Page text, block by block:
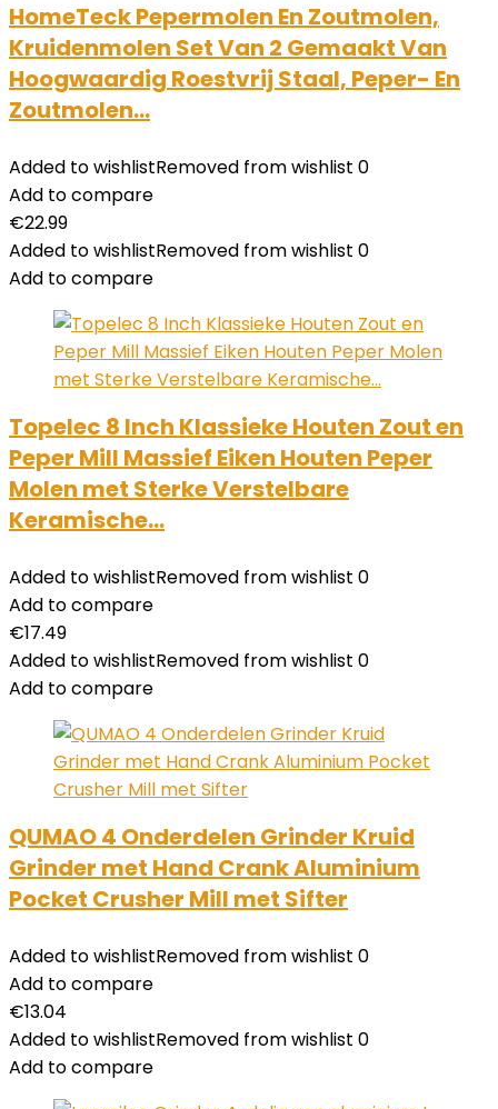
HomeTeck Pepermolen En Zoutmolen,
Kruidenmolen Set Van 2 Gemaakt Van
Hoogwaardig Roestvrij Staal, Peper- En
Zoutmolen…
Added to wishlistRemoved from wishlist 0
Add to compare
€22.99
Added to wishlistRemoved from wishlist 0
Add to compare
Topelec 8 Inch Klassieke Houten Zout en
Peper Mill Massief Eiken Houten Peper
Molen met Sterke Verstelbare
Keramische…
Added to wishlistRemoved from wishlist 0
Add to compare
€17.49
Added to wishlistRemoved from wishlist 0
Add to compare
QUMAO 4 Onderdelen Grinder Kruid
Grinder met Hand Crank Aluminium
Pocket Crusher Mill met Sifter
Added to wishlistRemoved from wishlist 0
Add to compare
€13.04
Added to wishlistRemoved from wishlist 0
Add to compare